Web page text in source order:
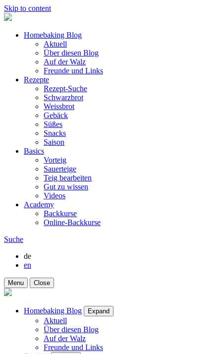
Skip to content
Homebaking Blog
Aktuell
Über diesen Blog
Auf der Walz
Freunde und Links
Rezepte
Rezept-Suche
Schwarzbrot
Weissbrot
Gebäck
Süßes
Snacks
Saison
Basics
Vorteig
Sauerteige
Teig bearbeiten
Gut zu wissen
Videos
Academy
Backkurse
Online-Backkurse
Suche
de
en
Menu Close
Homebaking Blog Expand
Aktuell
Über diesen Blog
Auf der Walz
Freunde und Links